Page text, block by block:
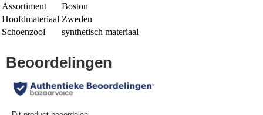
Assortiment
Boston
Hoofdmateriaal Zweden
Schoenzool
synthetisch materiaal